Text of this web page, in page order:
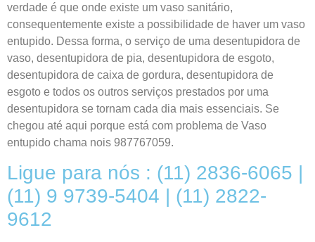
verdade é que onde existe um vaso sanitário,
consequentemente existe a possibilidade de haver um vaso
entupido. Dessa forma, o serviço de uma desentupidora de
vaso, desentupidora de pia, desentupidora de esgoto,
desentupidora de caixa de gordura, desentupidora de
esgoto e todos os outros serviços prestados por uma
desentupidora se tornam cada dia mais essenciais. Se
chegou até aqui porque está com problema de Vaso
entupido chama nois 987767059.
Ligue para nós : (11) 2836-6065 |
(11) 9 9739-5404 | (11) 2822-
9612